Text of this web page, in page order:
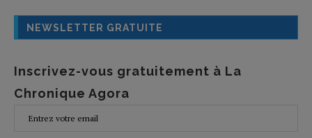
NEWSLETTER GRATUITE
Inscrivez-vous gratuitement à La
Chronique Agora